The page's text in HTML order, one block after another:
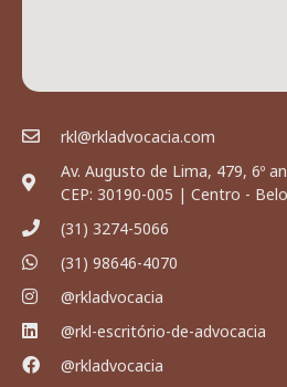
rkl@rkladvocacia.com
Av. Augusto de Lima, 479, 6º
CEP: 30190-005 | Centro -
(31) 3274-5066
(31) 98646-4070
@rkladvocacia
@rkl-escritório-de-advocacia
@rkladvocacia